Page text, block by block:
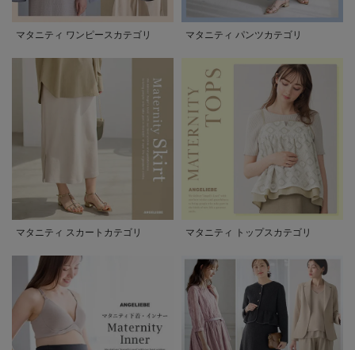
マタニティ ワンピースカテゴリ マタニティ パンツカテゴリ
マタニティ スカートカテゴリ マタニティ トップスカテゴリ